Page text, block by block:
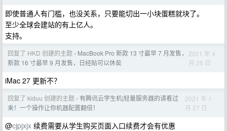
即使普通人有门槛，也没关系，只要能切出一小块蛋糕就块了。
至少全球会建站的有上亿人。
支持。
回复了 HKD 创建的主题 › MacBook Pro 新款 13 寸最早 7 月发售，
新款 16 寸最早 9 月发售，日经贴可以休矣
2021 年 4
月 26 日
iMac 27 更新不？
回复了 kiduu 创建的主题 › 有腾讯云学生机|轻量服务器的请看过
来！一个操作让你机器配置翻倍！
2021 年 1
月 27 日
@cjpjxjx 续费需要从学生购买页面入口续费才会有优惠